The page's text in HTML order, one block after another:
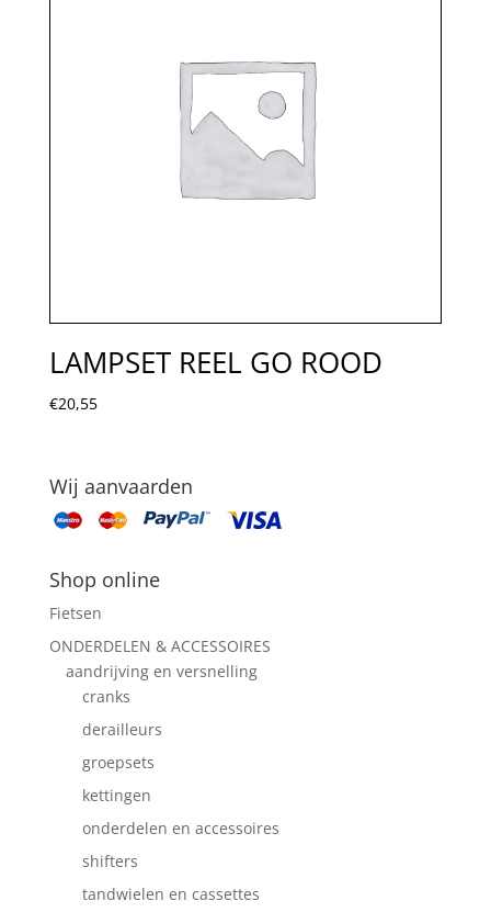
LAMPSET REEL GO ROOD
€20,55
Wij aanvaarden
Shop online
Fietsen
ONDERDELEN & ACCESSOIRES
aandrijving en versnelling
cranks
derailleurs
groepsets
kettingen
onderdelen en accessoires
shifters
tandwielen en cassettes